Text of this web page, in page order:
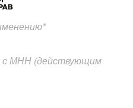
с МНН (действующим